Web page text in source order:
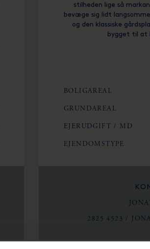
stilheden lige så
bevæge sig lidt
og den klassiske
bygget til at
BOLIGAREAL
GRUNDAREAL
EJERUDGIFT / MD
EJENDOMSTYPE
2825 4523 /